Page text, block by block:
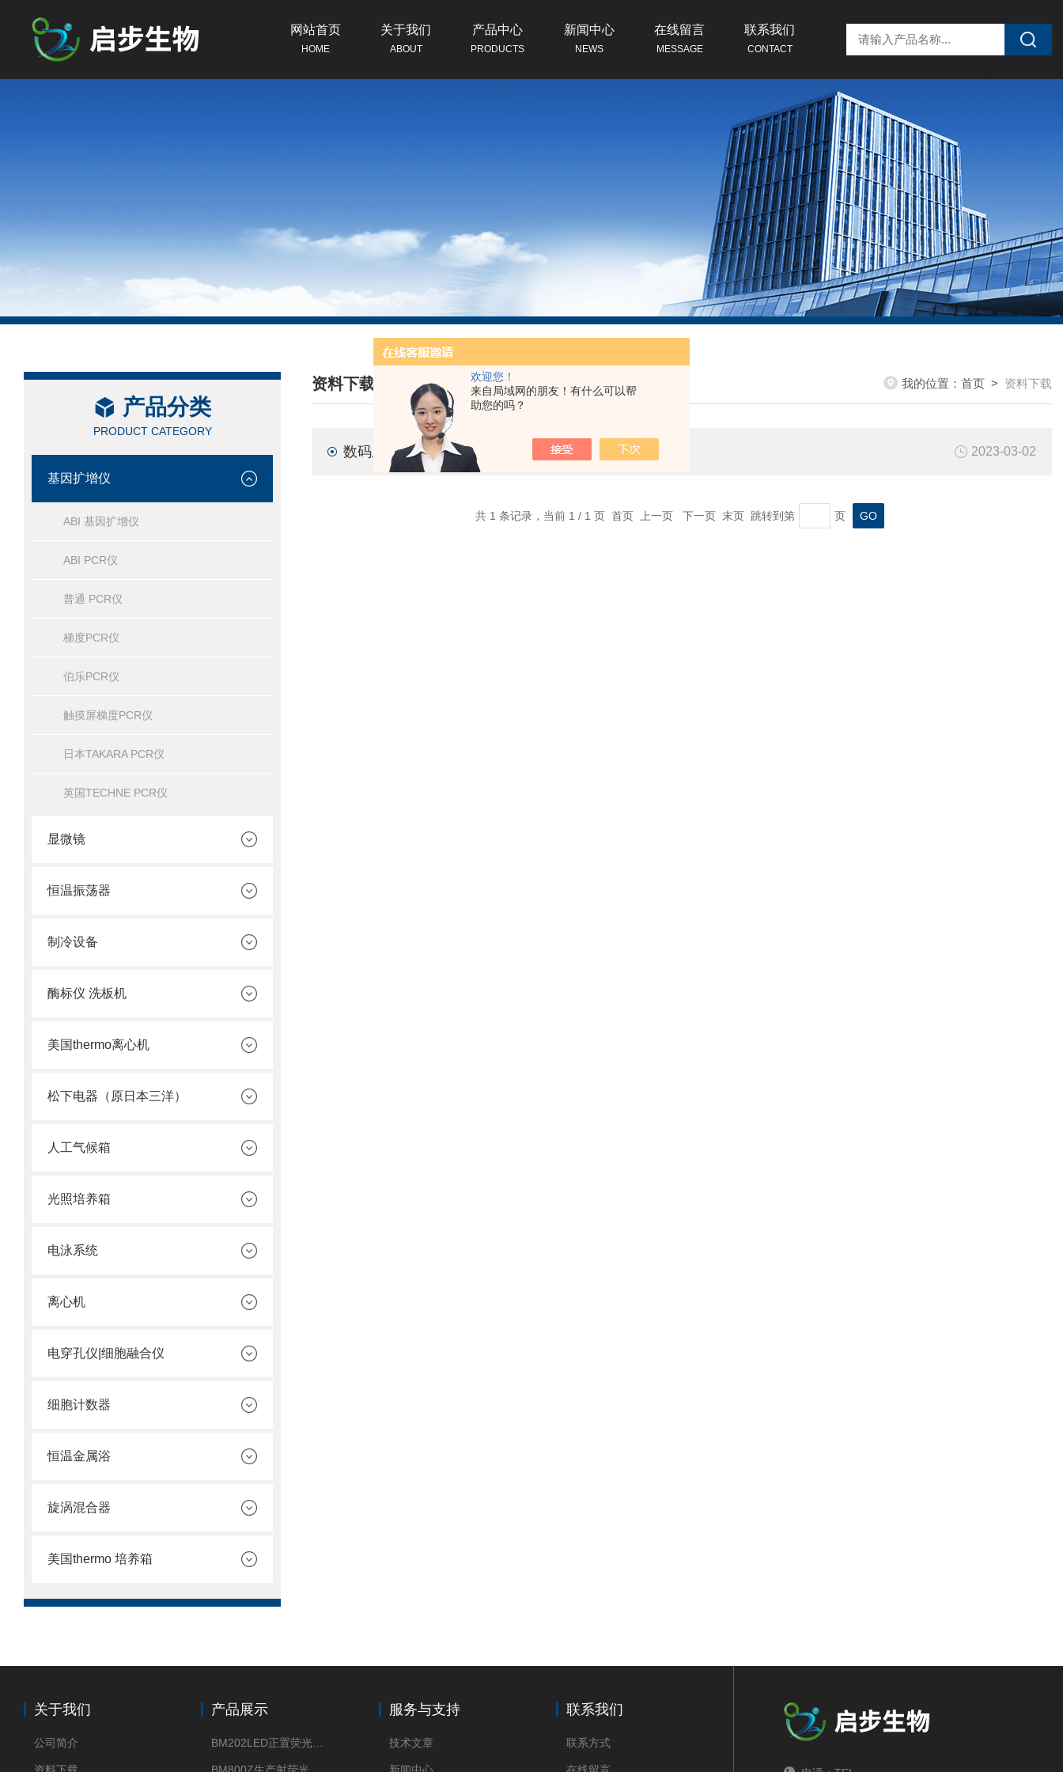
欢迎您！
来自局域网的朋友！有什么可以帮
助您的吗？
网站首页
HOME
关于我们
ABOUT
产品中心
PRODUCTS
新闻中心
NEWS
在线留言
MESSAGE
联系我们
CONTACT
产品分类
PRODUCT CATEGORY
基因扩增仪
ABI 基因扩增仪
ABI PCR仪
普通 PCR仪
梯度PCR仪
伯乐PCR仪
触摸屏梯度PCR仪
日本TAKARA PCR仪
英国TECHNE PCR仪
显微镜
恒温振荡器
制冷设备
酶标仪 洗板机
美国thermo离心机
松下电器（原日本三洋）
人工气候箱
光照培养箱
电泳系统
离心机
电穿孔仪|细胞融合仪
细胞计数器
恒温金属浴
旋涡混合器
美国thermo 培养箱
资料下载
/ DATA DOWNLOAD
我的位置： 首页 > 资料下载
数码成像系统软件安装使用教程 2023-03-02
共 1 条记录，当前 1 / 1 页 首页 上一页 下一页 末页 跳转到第 页
关于我们
公司简介
产品展示 服务与支持
技术文章
联系我们
联系方式